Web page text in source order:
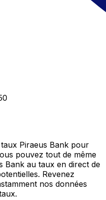
Piraeus Bank pour
pouvez tout de même
Bank au taux en direct de
Revenez
nos données